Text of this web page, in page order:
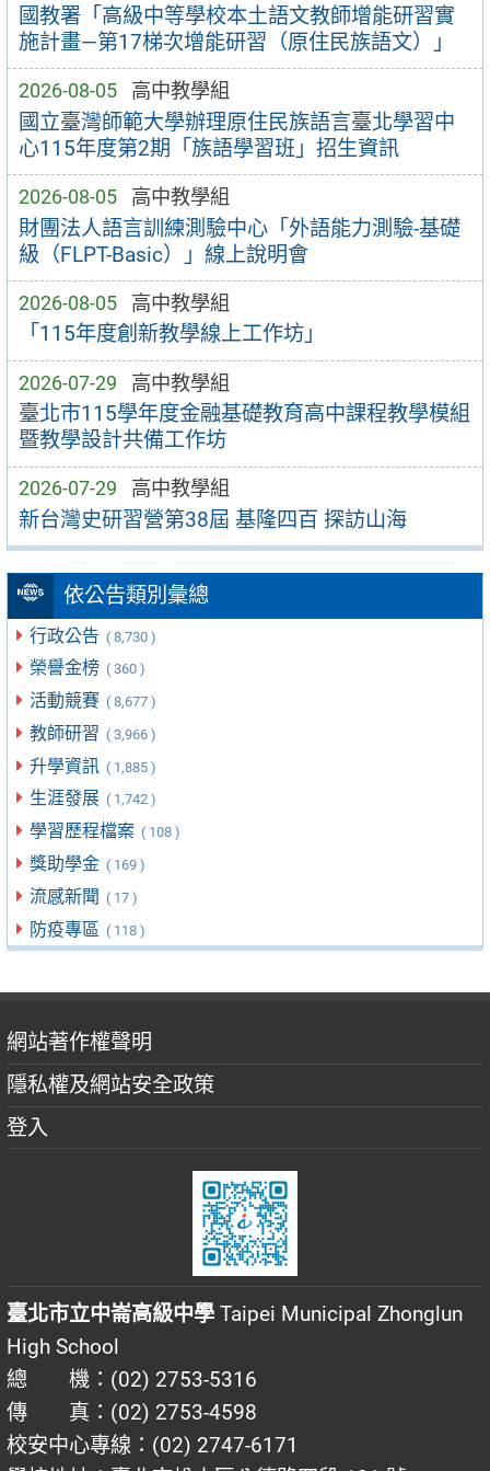
國教署「高級中等學校本土語文教師增能研習實
施計畫—第17梯次增能研習（原住民族語文）」
2026-08-05 高中教學組
國立臺灣師範大學辦理原住民族語言臺北學習中
心115年度第2期「族語學習班」招生資訊
2026-08-05 高中教學組
財團法人語言訓練測驗中心「外語能力測驗-基礎
級（FLPT-Basic）」線上說明會
2026-08-05 高中教學組
「115年度創新教學線上工作坊」
2026-07-29 高中教學組
臺北市115學年度金融基礎教育高中課程教學模組
暨教學設計共備工作坊
2026-07-29 高中教學組
新台灣史研習營第38屆 基隆四百 探訪山海
依公告類別彙總
行政公告 ( 8,730 )
榮譽金榜 ( 360 )
活動競賽 ( 8,677 )
教師研習 ( 3,966 )
升學資訊 ( 1,885 )
生涯發展 ( 1,742 )
學習歷程檔案 ( 108 )
獎助學金 ( 169 )
流感新聞 ( 17 )
防疫專區 ( 118 )
網站著作權聲明
隱私權及網站安全政策
登入
臺北市立中崙高級中學 Taipei Municipal Zhonglun
High School
總 機：(02) 2753-5316
傳 真：(02) 2753-4598
校安中心專線：(02) 2747-6171